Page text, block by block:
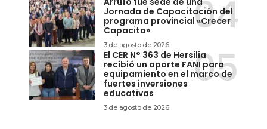
Jornada de Capacitación del
programa provincial «Crecer
Capacita»
3 de agosto de 2026
El CER N° 363 de Hersilia
recibió un aporte FANI para
equipamiento en el marco de
fuertes inversiones
educativas
3 de agosto de 2026